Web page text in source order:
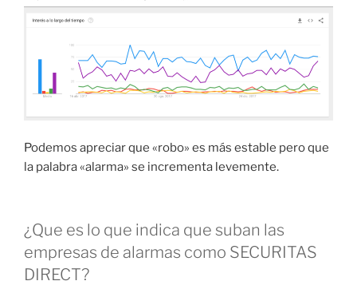
Podemos apreciar que «robo» es más estable pero que
la palabra «alarma» se incrementa levemente.
¿Que es lo que indica que suban las
empresas de alarmas como SECURITAS
DIRECT?